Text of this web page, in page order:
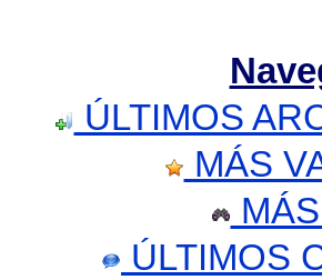
ÚLTIMOS
MÁS
ÚLTIMOS